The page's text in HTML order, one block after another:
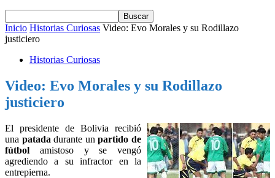
Inicio Historias Curiosas Video: Evo Morales y su Rodillazo
justiciero
Historias Curiosas
Video: Evo Morales y su Rodillazo
justiciero
El presidente de Bolivia recibió
una patada durante unpartido de
fútbol amistoso y se vengó
agrediendo a su infractor en la
entrepierna.